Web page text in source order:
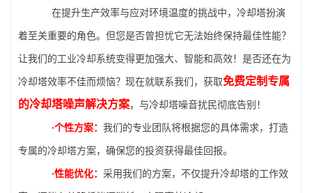
在提升生产效率与应对环境温度的挑战中，冷却塔扮演
着至关重要的角色。但您是否曾担忧它无法始终保持最佳性能？
让我们的工业冷却系统变得更加强大、智能和高效！是否还在为
冷却塔效率不佳而烦恼？现在就联系我们，获取免费定制专属
的冷却塔噪声解决方案，与冷却塔噪音扰民彻底告别！
·个性方案： 我们的专业团队将根据您的具体需求，打造
专属的冷却塔方案，确保您的投资获得最佳回报。
·性能优化： 采用我们的方案，不仅提升冷却塔的工作效